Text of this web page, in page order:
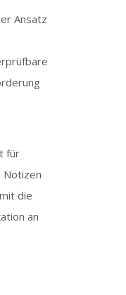
Ansatz
für
Notizen
die
an